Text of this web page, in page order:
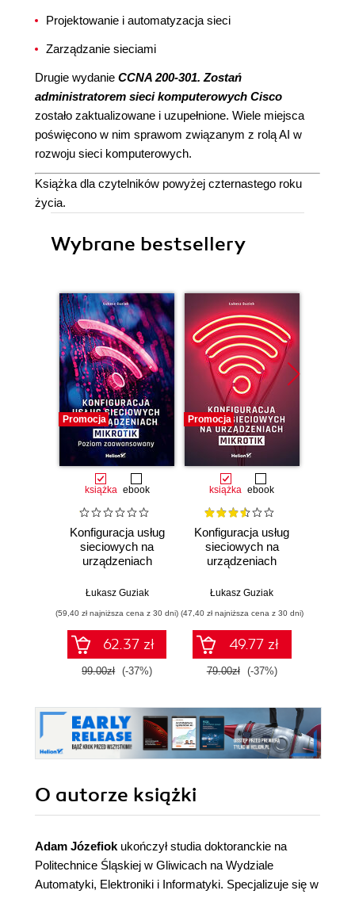
Projektowanie i automatyzacja sieci
Zarządzanie sieciami
Drugie wydanie CCNA 200-301. Zostań
administratorem sieci komputerowych Cisco
zostało zaktualizowane i uzupełnione. Wiele miejsca
poświęcono w nim sprawom związanym z rolą AI w
rozwoju sieci komputerowych.
Książka dla czytelników powyżej czternastego roku
życia.
Wybrane bestsellery
Promocja
książka ebook
Konfiguracja usług
sieciowych na
urządzeniach
zaawansowany
Łukasz Guziak
(59,40 zł najniższa cena z 30 dni)
62.37 zł
99.00zł (-37%)
Promocja
książka ebook
Konfiguracja usług
sieciowych na
urządzeniach
Łukasz Guziak
(47,40 zł najniższa cena z 30 dni)
49.77 zł
79.00zł (-37%)
O autorze książki
Adam Józefiokukończył studia doktoranckie na
Politechnice Śląskiej w Gliwicach na Wydziale
Automatyki, Elektroniki i Informatyki. Specjalizuje się w